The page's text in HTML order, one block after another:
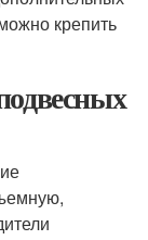
крепить